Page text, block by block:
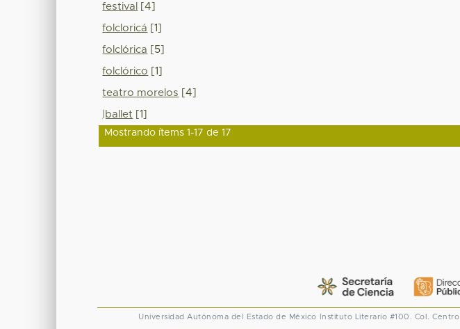
festival [4]
folcloricá [1]
folclórica [5]
folclórico [1]
teatro morelos [4]
|ballet [1]
Mostrando ítems 1-17 de 17
Universidad Autónoma del Estado de México Instituto Literario #100. Col. Centro